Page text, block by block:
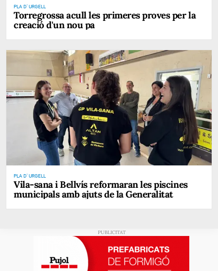
PLA D' URGELL
Torregrossa acull les primeres proves per la
creació d'un nou pa
PLA D' URGELL
Vila-sana i Bellvís reformaran les piscines
municipals amb ajuts de la Generalitat